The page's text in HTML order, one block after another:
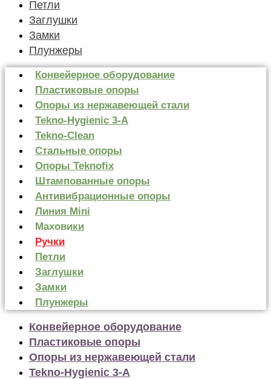
Петли
Заглушки
Замки
Плунжеры
Конвейерное оборудование
Пластиковые опоры
Опоры из нержавеющей стали
Tekno-Hygienic 3-А
Tekno-Clean
Стальные опоры
Опоры Teknofix
Штампованные опоры
Антивибрационные опоры
Линия Mini
Маховики
Ручки
Петли
Заглушки
Замки
Плунжеры
Конвейерное оборудование
Пластиковые опоры
Опоры из нержавеющей стали
Tekno-Hygienic 3-А